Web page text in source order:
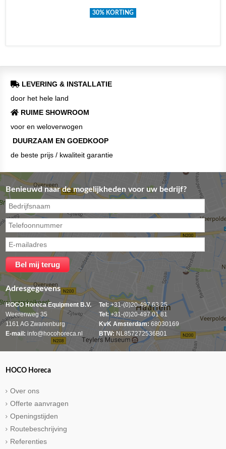
30% KORTING
LEVERING & INSTALLATIE
door het hele land
RUIME SHOWROOM
voor en weloverwogen
DUURZAAM EN GOEDKOOP
de beste prijs / kwaliteit garantie
Benieuwd naar de mogelijkheden voor uw bedrijf?
Adresgegevens
HOCO Horeca Equipment B.V.
Weerenweg 35
1161 AG Zwanenburg
E-mail: info@hocohoreca.nl
Tel: +31-(0)20-497 63 25
Tel:+31-(0)20-497 01 81
KvK Amsterdam: 68030169
BTW: NL857272536B01
HOCO Horeca
Over ons
Offerte aanvragen
Openingstijden
Routebeschrijving
Referenties